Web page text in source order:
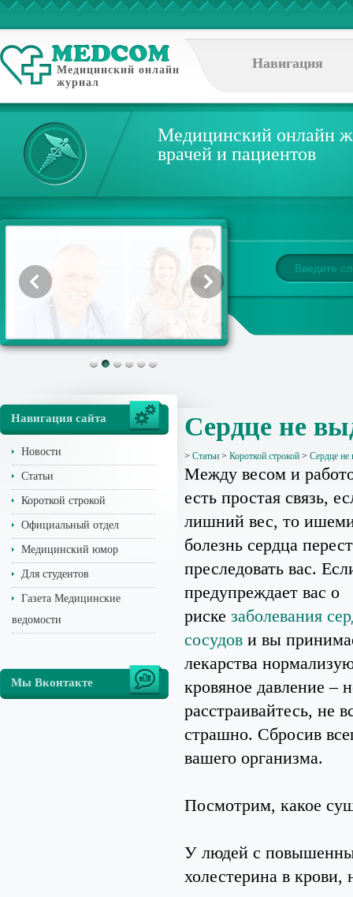
Медицинский онлайн
журнал
Навигация
Медицинский онлайн
врачей и пациентов
Навигация сайта
Новости
Статьи
Короткой строкой
Официальный отдел
Медицинский юмор
Для студентов
Газета Медицинские
ведомости
Мы Вконтакте
Сердце не
> Статьи > Короткой строкой > Сердце не
Между весом и
есть простая связь,
лишний вес, то
болезнь сердца
преследовать вас.
предупреждает вас о
риске заболевания
сосудов и вы
лекарства
кровяное давление –
расстраивайтесь, не
страшно. Сбросив
вашего организма.
Посмотрим, какое
У людей с
холестерина в